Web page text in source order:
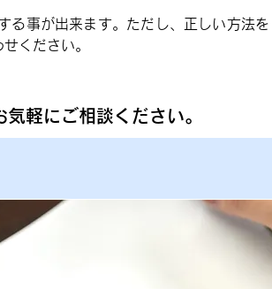
る事が出来ます。ただし、正しい方法を
ください。
軽にご相談ください。